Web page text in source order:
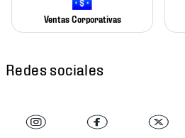
Ventas Corporativas
Redes sociales